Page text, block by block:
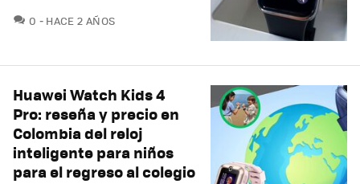
0 COMENTARIOS
HACE 2 AÑOS
Huawei Watch Kids 4
Pro: reseña y precio en
Colombia del reloj
inteligente para niños
para el regreso al colegio